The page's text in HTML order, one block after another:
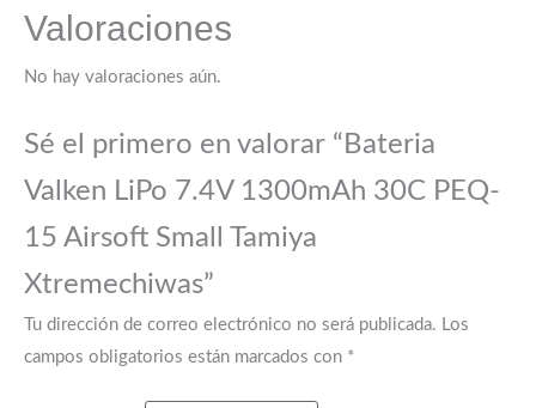
Valoraciones
No hay valoraciones aún.
Sé el primero en valorar “Bateria
Valken LiPo 7.4V 1300mAh 30C PEQ-
15 Airsoft Small Tamiya
Xtremechiwas”
Tu dirección de correo electrónico no será publicada. Los
campos obligatorios están marcados con *